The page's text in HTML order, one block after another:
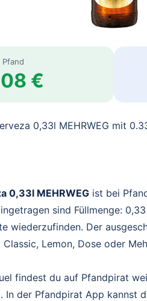
Pfand
€
0,33l MEHRWEG mit
0,33l MEHRWEG ist bei
sind Füllmenge:
wiederzufinden. Der
Lemon, Dose oder
findest du auf Pfandpirat
In der Pfandpirat App kannst